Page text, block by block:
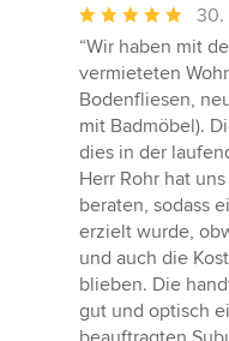
Durchschnittliche
Bewertung:
5
von
5
Sternen
30.
“Wir haben mit
vermieteten
Bodenfliesen,
mit Badmöbel).
dies in der
Herr Rohr hat
beraten, sodass
erzielt wurde,
und auch die
blieben. Die
gut und optisch